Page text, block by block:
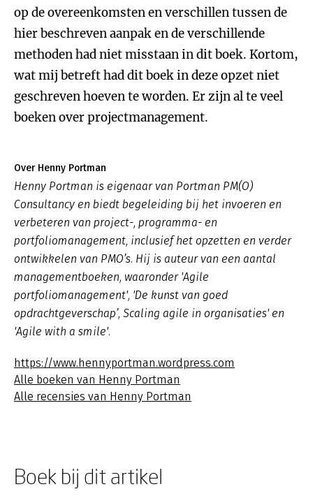
op de overeenkomsten en verschillen tussen de
hier beschreven aanpak en de verschillende
methoden had niet misstaan in dit boek. Kortom,
wat mij betreft had dit boek in deze opzet niet
geschreven hoeven te worden. Er zijn al te veel
boeken over projectmanagement.
Over Henny Portman
Henny Portman is eigenaar van Portman PM(O)
Consultancy en biedt begeleiding bij het invoeren en
verbeteren van project-, programma- en
portfoliomanagement, inclusief het opzetten en verder
ontwikkelen van PMO’s. Hij is auteur van een aantal
managementboeken, waaronder 'Agile
portfoliomanagement', 'De kunst van goed
opdrachtgeverschap’, Scaling agile in organisaties' en
'Agile with a smile'.
https://www.hennyportman.wordpress.com
Alle boeken van Henny Portman
Alle recensies van Henny Portman
Boek bij dit artikel